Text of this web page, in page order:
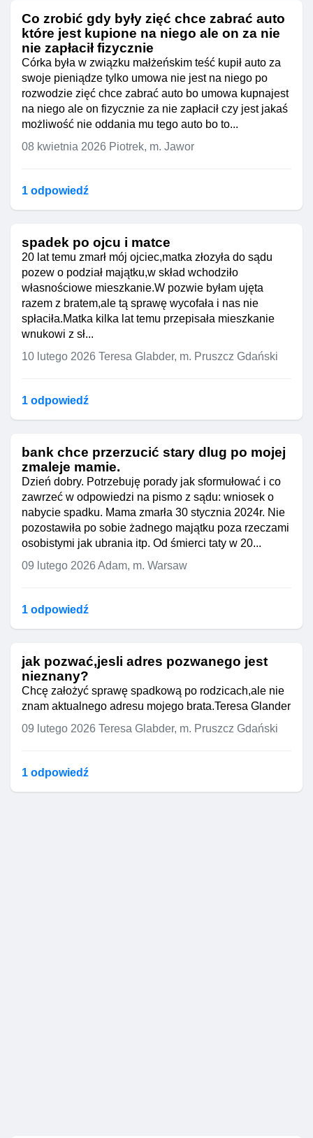
Co zrobić gdy były zięć chce zabrać auto
które jest kupione na niego ale on za nie
nie zapłacił fizycznie
Córka była w związku małżeńskim teść kupił auto za
swoje pieniądze tylko umowa nie jest na niego po
rozwodzie zięć chce zabrać auto bo umowa kupnajest
na niego ale on fizycznie za nie zapłacił czy jest jakaś
możliwość nie oddania mu tego auto bo to...
08 kwietnia 2026 Piotrek, m. Jawor
1 odpowiedź
spadek po ojcu i matce
20 lat temu zmarł mój ojciec,matka złozyła do sądu
pozew o podział majątku,w skład wchodziło
własnościowe mieszkanie.W pozwie byłam ujęta
razem z bratem,ale tą sprawę wycofała i nas nie
spłaciła.Matka kilka lat temu przepisała mieszkanie
wnukowi z sł...
10 lutego 2026 Teresa Glabder, m. Pruszcz Gdański
1 odpowiedź
bank chce przerzucić stary dlug po mojej
zmaleje mamie.
Dzień dobry. Potrzebuję porady jak sformułować i co
zawrzeć w odpowiedzi na pismo z sądu: wniosek o
nabycie spadku. Mama zmarła 30 stycznia 2024r. Nie
pozostawiła po sobie żadnego majątku poza rzeczami
osobistymi jak ubrania itp. Od śmierci taty w 20...
09 lutego 2026 Adam, m. Warsaw
1 odpowiedź
jak pozwać,jesli adres pozwanego jest
nieznany?
Chcę założyć sprawę spadkową po rodzicach,ale nie
znam aktualnego adresu mojego brata.Teresa Glander
09 lutego 2026 Teresa Glabder, m. Pruszcz Gdański
1 odpowiedź